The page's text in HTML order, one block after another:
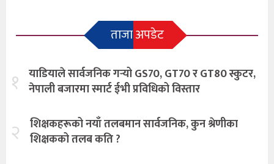
ताजा अपडेट
१ याडियाले सार्वजनिक गर्‍यो GS70, GT70 र GT80 स्कुटर,
नेपाली बजारमा स्मार्ट ईभी प्रविधिको विस्तार
२ शिक्षकहरूको नयाँ तलबमान सार्वजनिक, कुन श्रेणीका
शिक्षकको तलब कति ?